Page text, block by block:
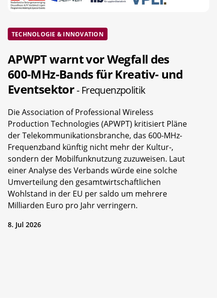
TECHNOLOGIE & INNOVATION
APWPT warnt vor Wegfall des
600-MHz-Bands für Kreativ- und
Eventsektor- Frequenzpolitik
Die Association of Professional Wireless
Production Technologies (APWPT) kritisiert Pläne
der Telekommunikationsbranche, das 600-MHz-
Frequenzband künftig nicht mehr der Kultur-,
sondern der Mobilfunknutzung zuzuweisen. Laut
einer Analyse des Verbands würde eine solche
Umverteilung den gesamtwirtschaftlichen
Wohlstand in der EU per saldo um mehrere
Milliarden Euro pro Jahr verringern.
8. Jul 2026